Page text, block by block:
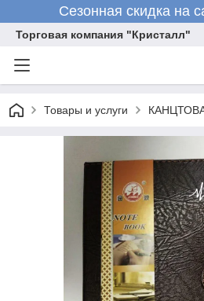
Сезонная скидка на
Торговая компания "Кристалл"
Товары и услуги